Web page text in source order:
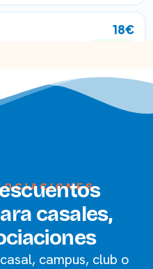
18€
¡Abierto!
casales,
campus, club o